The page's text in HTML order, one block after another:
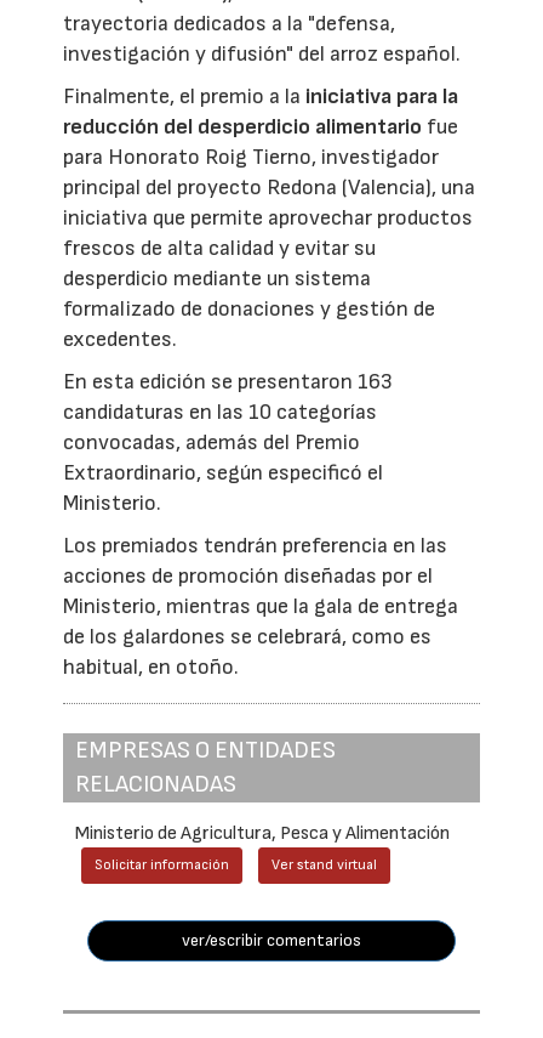
trayectoria dedicados a la "defensa,
investigación y difusión" del arroz español.
Finalmente, el premio a la iniciativa para la
reducción del desperdicio alimentario fue
para Honorato Roig Tierno, investigador
principal del proyecto Redona (Valencia), una
iniciativa que permite aprovechar productos
frescos de alta calidad y evitar su
desperdicio mediante un sistema
formalizado de donaciones y gestión de
excedentes.
En esta edición se presentaron 163
candidaturas en las 10 categorías
convocadas, además del Premio
Extraordinario, según especificó el
Ministerio.
Los premiados tendrán preferencia en las
acciones de promoción diseñadas por el
Ministerio, mientras que la gala de entrega
de los galardones se celebrará, como es
habitual, en otoño.
EMPRESAS O ENTIDADES
RELACIONADAS
Ministerio de Agricultura, Pesca y Alimentación
Solicitar información Ver stand virtual
ver/escribir comentarios